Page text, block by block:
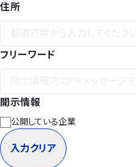
住所
フリーワード
開示情報
公開している企業
入力クリア